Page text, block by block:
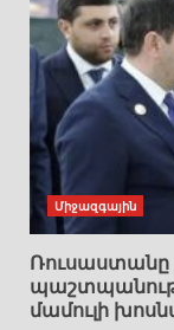
Միջազգային
Ռուսաստանը
մամուլի